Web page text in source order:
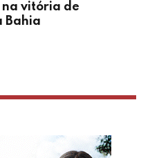
na vitória de
Bahia